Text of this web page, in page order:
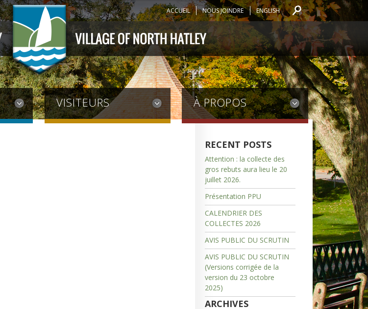
ACCUEIL NOUS JOINDRE ENGLISH
VISITEURS À PROPOS
RECENT POSTS
Attention : la collecte des
gros rebuts aura lieu le 20
juillet 2026.
Présentation PPU
CALENDRIER DES
COLLECTES 2026
AVIS PUBLIC DU SCRUTIN
AVIS PUBLIC DU SCRUTIN
(Versions corrigée de la
version du 23 octobre
2025)
ARCHIVES